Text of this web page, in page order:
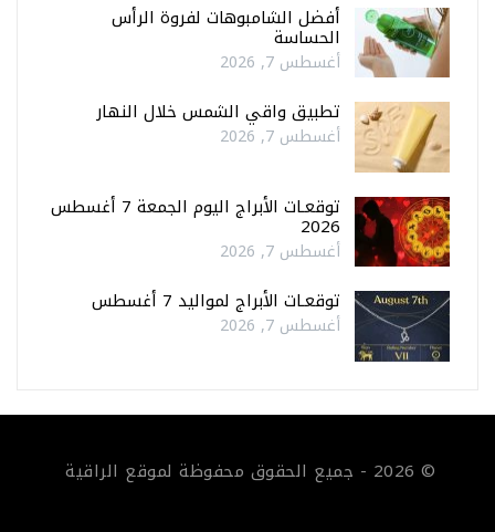
أفضل الشامبوهات لفروة الرأس
الحساسة
أغسطس 7, 2026
تطبيق واقي الشمس خلال النهار
أغسطس 7, 2026
توقعـات الأبراج اليوم الجمعة 7 أغسطس
2026
أغسطس 7, 2026
توقعـات الأبراج لمواليد 7 أغسطس
أغسطس 7, 2026
© 2026 - جميع الحقوق محفوظة لموقع الراقية